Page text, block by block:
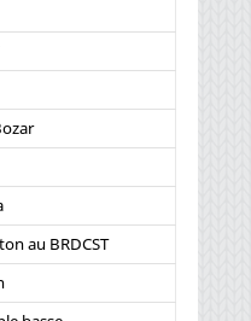
au BRDCST